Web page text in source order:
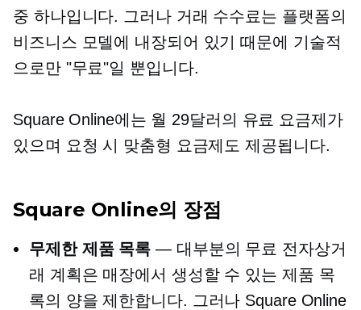
중 하나입니다. 그러나 거래 수수료는 플랫폼의
비즈니스 모델에 내장되어 있기 때문에 기술적
으로만 "무료"일 뿐입니다.
Square Online에는 월 29달러의 유료 요금제가
있으며 요청 시 맞춤형 요금제도 제공됩니다.
Square Online의 장점
무제한 제품 목록 — 대부분의 무료 전자상거
래 계획은 매장에서 생성할 수 있는 제품 목
록의 양을 제한합니다. 그러나 Square Online